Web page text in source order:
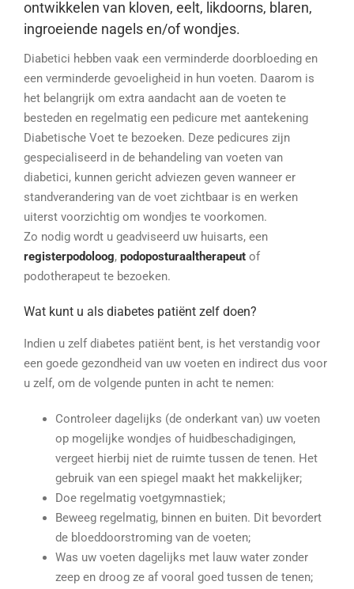
ontwikkelen van kloven, eelt, likdoorns, blaren,
ingroeiende nagels en/of wondjes.
Diabetici hebben vaak een verminderde doorbloeding en
een verminderde gevoeligheid in hun voeten. Daarom is
het belangrijk om extra aandacht aan de voeten te
besteden en regelmatig een pedicure met aantekening
Diabetische Voet te bezoeken. Deze pedicures zijn
gespecialiseerd in de behandeling van voeten van
diabetici, kunnen gericht adviezen geven wanneer er
standverandering van de voet zichtbaar is en werken
uiterst voorzichtig om wondjes te voorkomen.
Zo nodig wordt u geadviseerd uw huisarts, een
registerpodoloog, podoposturaaltherapeut of
podotherapeut te bezoeken.
Wat kunt u als diabetes patiënt zelf doen?
Indien u zelf diabetes patiënt bent, is het verstandig voor
een goede gezondheid van uw voeten en indirect dus voor
u zelf, om de volgende punten in acht te nemen:
Controleer dagelijks (de onderkant van) uw voeten
op mogelijke wondjes of huidbeschadigingen,
vergeet hierbij niet de ruimte tussen de tenen. Het
gebruik van een spiegel maakt het makkelijker;
Doe regelmatig voetgymnastiek;
Beweeg regelmatig, binnen en buiten. Dit bevordert
de bloeddoorstroming van de voeten;
Was uw voeten dagelijks met lauw water zonder
zeep en droog ze af vooral goed tussen de tenen;